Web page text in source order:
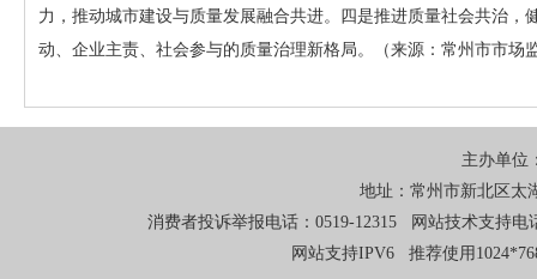
力，推动城市建设与质量发展融合共进。四是推进质量社会共治
动、企业主责、社会参与的质量治理新格局。（来源：常州市市场
主办单位
地址：常州市新北区
消费者投诉举报电话：0519-12315 网站技术支持电
网站支持IPV6 推荐使用